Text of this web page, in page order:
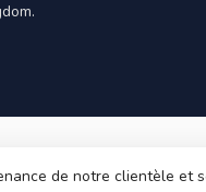
de notre clientèle et